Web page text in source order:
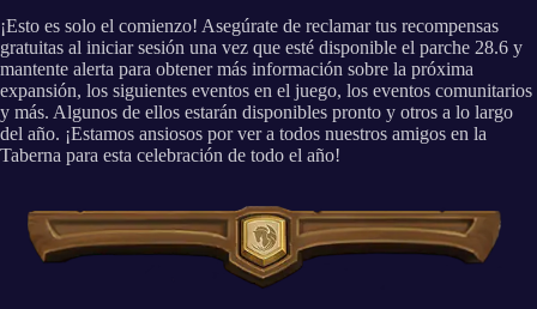
¡Esto es solo el comienzo! Asegúrate de reclamar tus recompensas
gratuitas al iniciar sesión una vez que esté disponible el parche 28.6 y
mantente alerta para obtener más información sobre la próxima
expansión, los siguientes eventos en el juego, los eventos comunitarios
y más. Algunos de ellos estarán disponibles pronto y otros a lo largo
del año. ¡Estamos ansiosos por ver a todos nuestros amigos en la
Taberna para esta celebración de todo el año!